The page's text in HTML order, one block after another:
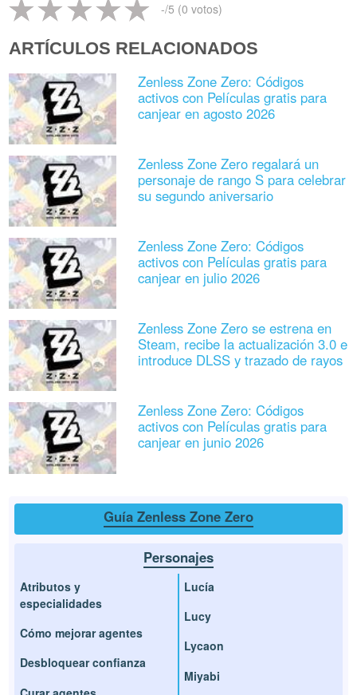
-/5 (0 votos)
ARTÍCULOS RELACIONADOS
Zenless Zone Zero: Códigos
activos con Películas gratis para
canjear en agosto 2026
Zenless Zone Zero regalará un
personaje de rango S para celebrar
su segundo aniversario
Zenless Zone Zero: Códigos
activos con Películas gratis para
canjear en julio 2026
Zenless Zone Zero se estrena en
Steam, recibe la actualización 3.0 e
introduce DLSS y trazado de rayos
Zenless Zone Zero: Códigos
activos con Películas gratis para
canjear en junio 2026
Guía Zenless Zone Zero
Personajes
Atributos y
especialidades
Cómo mejorar agentes
Desbloquear confianza
Lucía
Lucy
Lycaon
Miyabi